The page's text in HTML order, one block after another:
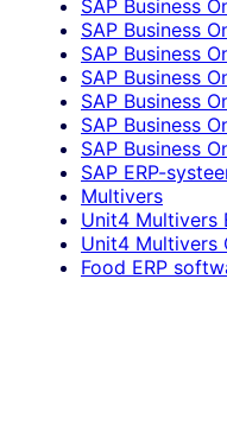
SAP Business
SAP Business
SAP Business
SAP Business
SAP Business
SAP Business
SAP Business
SAP ERP-
Multivers
Unit4 Multivers
Unit4 Multivers
Food ERP